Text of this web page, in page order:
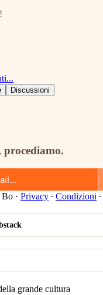
Discussioni
procediamo.
Bo · Privacy ∙ Condizioni ∙
grande cultura